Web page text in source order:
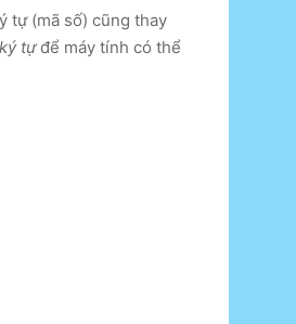
tự (mã số) cũng thay
tựđể máy tính có thể